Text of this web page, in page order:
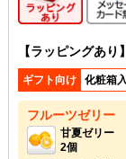
【ラッピングあ
ギフト向け 化粧箱
フルーツゼリー
甘夏ゼリー
2個